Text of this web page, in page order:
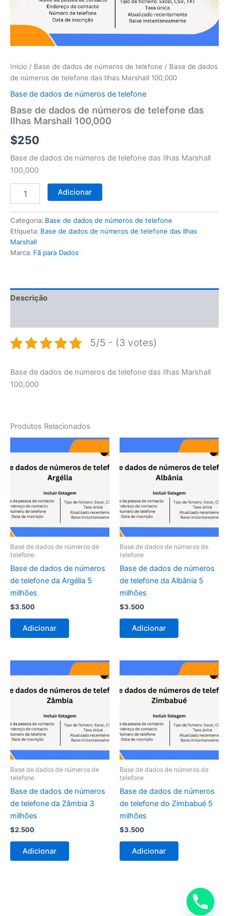
Início / Base de dados de números de telefone / Base de dados
de números de telefone das Ilhas Marshall 100,000
Base de dados de números de telefone
Base de dados de números de telefone das
Ilhas Marshall 100,000
$250
Base de dados de números de telefone das Ilhas Marshall
100,000
telefone
Ilhas
100,000
Adicionar
Categoria: Base de dados de números de telefone
Etiqueta: Base de dados de números de telefone das Ilhas
Marshall
Marca: Fã para Dados
Descrição
5/5 - (3 votes)
Base de dados de números de telefone das Ilhas Marshall
100,000
Produtos Relacionados
Base de dados de números de
telefone
Base de dados de números
de telefone da Argélia 5
milhões
$3.500
Adicionar
Base de dados de números de
telefone
Base de dados de números
de telefone da Albânia 5
milhões
$3.500
Adicionar
Base de dados de números de
telefone
Base de dados de números
de telefone da Zâmbia 3
milhões
$2.500
Adicionar
Base de dados de números de
telefone
Base de dados de números
de telefone do Zimbabué 5
milhões
$3.500
Adicionar